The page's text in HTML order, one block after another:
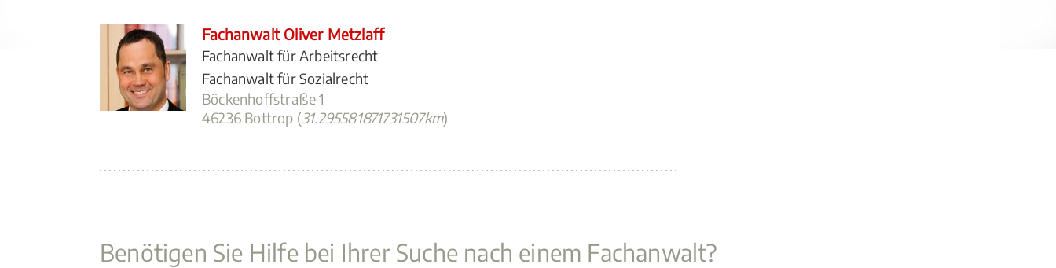
Fachanwalt Oliver Metzlaff
Fachanwalt für Arbeitsrecht
Fachanwalt für Sozialrecht
Böckenhoffstraße 1
46236 Bottrop (31.295581871731507km)
Benötigen Sie Hilfe bei Ihrer Suche nach einem Fachanwalt?